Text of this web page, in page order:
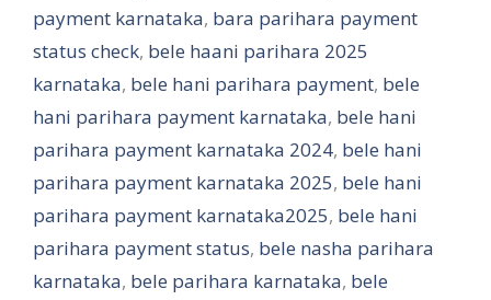
payment karnataka, bara parihara payment
status check, bele haani parihara 2025
karnataka, bele hani parihara payment, bele
hani parihara payment karnataka, bele hani
parihara payment karnataka 2024, bele hani
parihara payment karnataka 2025, bele hani
parihara payment karnataka2025, bele hani
parihara payment status, bele nasha parihara
karnataka, bele parihara karnataka, bele